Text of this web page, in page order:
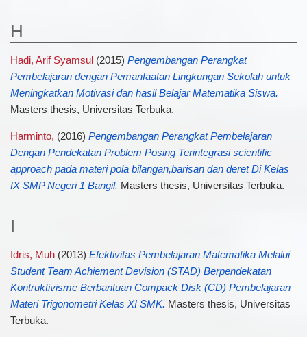
H
Hadi, Arif Syamsul (2015) Pengembangan Perangkat
Pembelajaran dengan Pemanfaatan Lingkungan Sekolah untuk
Meningkatkan Motivasi dan hasil Belajar Matematika Siswa.
Masters thesis, Universitas Terbuka.
Harminto, (2016) Pengembangan Perangkat Pembelajaran
Dengan Pendekatan Problem Posing Terintegrasi scientific
approach pada materi pola bilangan,barisan dan deret Di Kelas
IX SMP Negeri 1 Bangil. Masters thesis, Universitas Terbuka.
I
Idris, Muh(2013) Efektivitas Pembelajaran Matematika Melalui
Student Team Achiement Devision (STAD) Berpendekatan
Kontruktivisme Berbantuan Compack Disk (CD) Pembelajaran
Materi Trigonometri Kelas XI SMK. Masters thesis, Universitas
Terbuka.